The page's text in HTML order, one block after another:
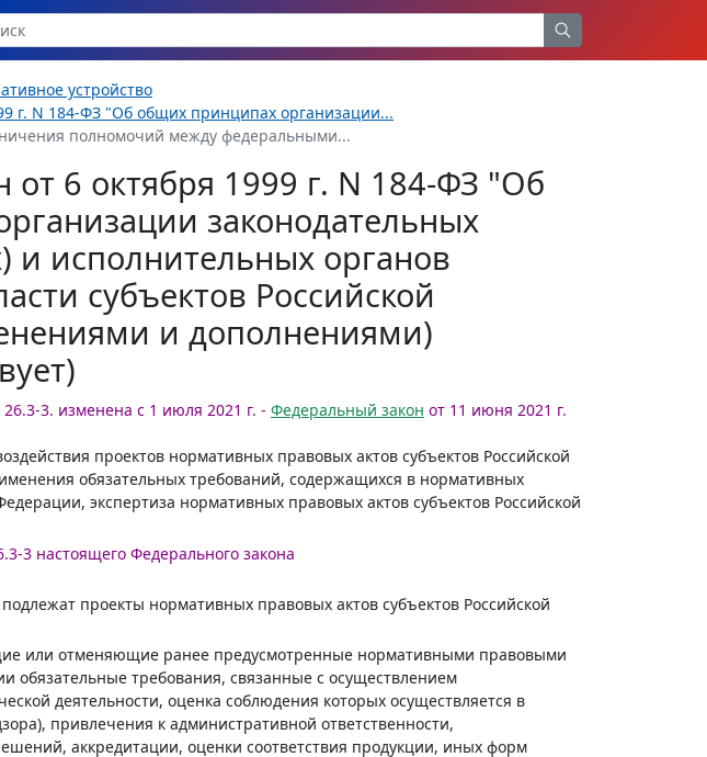
устройство
г. N 184-ФЗ "Об общих принципах организации...
полномочий между федеральными...
6 октября 1999 г. N 184-ФЗ "Об
законодательных
и исполнительных органов
субъектов Российской
и дополнениями)
26.3-3. изменена с 1 июля 2021 г. - Федеральный закон от 11 июня 2021 г.
проектов нормативных правовых актов субъектов Российской
обязательных требований, содержащихся в нормативных
экспертиза нормативных правовых актов субъектов Российской
3 настоящего Федерального закона
проекты нормативных правовых актов субъектов Российской
или отменяющие ранее предусмотренные нормативными правовыми
обязательные требования, связанные с осуществлением
деятельности, оценка соблюдения которых осуществляется в
привлечения к административной ответственности,
аккредитации, оценки соответствия продукции, иных форм